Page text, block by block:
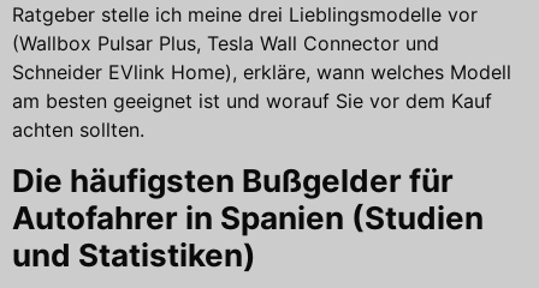
Ratgeber stelle ich meine drei Lieblingsmodelle vor
(Wallbox Pulsar Plus, Tesla Wall Connector und
Schneider EVlink Home), erkläre, wann welches Modell
am besten geeignet ist und worauf Sie vor dem Kauf
achten sollten.
Die häufigsten Bußgelder für
Autofahrer in Spanien (Studien
und Statistiken)